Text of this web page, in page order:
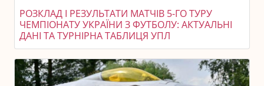
РОЗКЛАД І РЕЗУЛЬТАТИ МАТЧІВ 5-ГО ТУРУ
ЧЕМПІОНАТУ УКРАЇНИ З ФУТБОЛУ: АКТУАЛЬНІ
ДАНІ ТА ТУРНІРНА ТАБЛИЦЯ УПЛ